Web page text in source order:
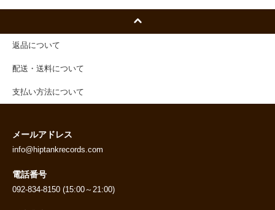
返品について
配送・送料について
支払い方法について
メールアドレス
info@hiptankrecords.com
電話番号
092-834-8150 (15:00～21:00)